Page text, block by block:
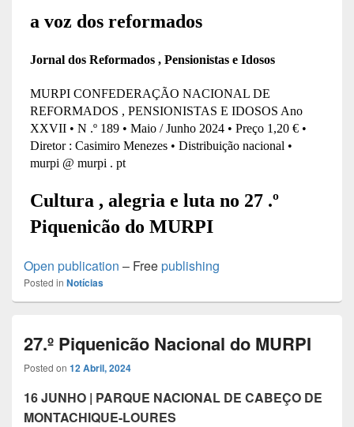
Open publication – Freepublishing
Posted in Notícias
27.º Piquenicão Nacional do MURPI
Posted on 12 Abril, 2024
16 JUNHO | PARQUE NACIONAL DE CABEÇO DE
MONTACHIQUE-LOURES